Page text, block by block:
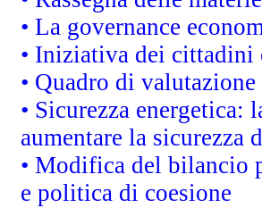
• La governance
• Iniziativa dei cittadini
• Quadro di
• Sicurezza energetica:
aumentare la sicurezza
• Modifica del bilancio
e politica di coesione